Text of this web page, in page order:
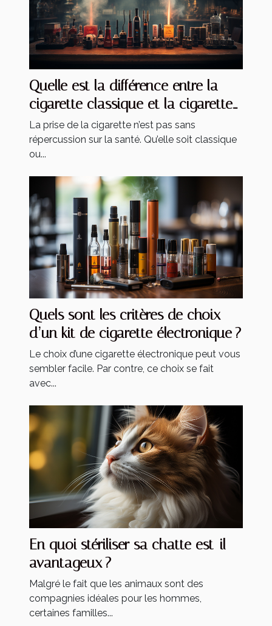
Quelle est la différence entre la
cigarette classique et la cigarette
électronique ?
La prise de la cigarette n’est pas sans
répercussion sur la santé. Qu’elle soit classique
ou...
Quels sont les critères de choix
d’un kit de cigarette électronique ?
Le choix d’une cigarette électronique peut vous
sembler facile. Par contre, ce choix se fait
avec...
En quoi stériliser sa chatte est-il
avantageux ?
Malgré le fait que les animaux sont des
compagnies idéales pour les hommes,
certaines familles...